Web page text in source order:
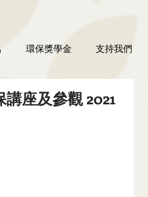
環保獎學金 支持我們
座及參觀 2021